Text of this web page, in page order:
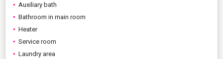
Auxiliary bath
Bathroom in main room
Heater
Service room
Laundry area